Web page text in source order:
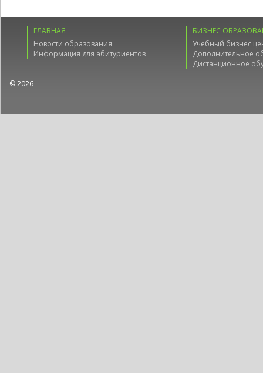
ГЛАВНАЯ
Новости образования
Информация для абитуриентов
БИЗНЕС
Учебный бизнес
Дополнительное
Дистанционное
© 2026